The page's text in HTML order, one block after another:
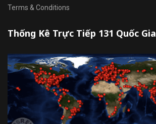
Terms & Conditions
Thống Kê Trực Tiếp 131 Quốc Gia